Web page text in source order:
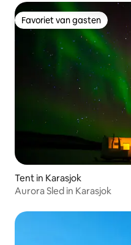
Favoriet van gasten
Favoriet van gasten
Tent in Karasjok
Aurora Sled in Karasjok